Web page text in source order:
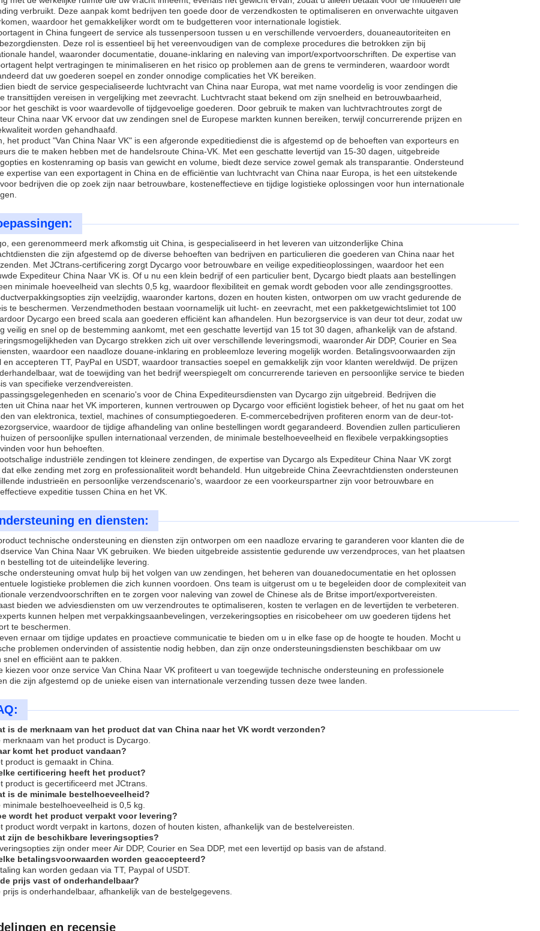
verbruikt. Deze aanpak komt bedrijven ten goede door de verzendkosten te optimaliseren en onverwachte uitgaven
waardoor het gemakkelijker wordt om te budgetteren voor internationale logistiek.
in China fungeert de service als tussenpersoon tussen u en verschillende vervoerders, douaneautoriteiten en
Deze rol is essentieel bij het vereenvoudigen van de complexe procedures die betrokken zijn bij
handel, waaronder documentatie, douane-inklaring en naleving van import/exportvoorschriften. De expertise van
helpt vertragingen te minimaliseren en het risico op problemen aan de grens te verminderen, waardoor wordt
dat uw goederen soepel en zonder onnodige complicaties het VK bereiken.
biedt de service gespecialiseerde luchtvracht van China naar Europa, wat met name voordelig is voor zendingen die
transittijden vereisen in vergelijking met zeevracht. Luchtvracht staat bekend om zijn snelheid en betrouwbaarheid,
het geschikt is voor waardevolle of tijdgevoelige goederen. Door gebruik te maken van luchtvrachtroutes zorgt de
China naar VK ervoor dat uw zendingen snel de Europese markten kunnen bereiken, terwijl concurrerende prijzen en
worden gehandhaafd.
het product "Van China Naar VK" is een afgeronde expeditiedienst die is afgestemd op de behoeften van exporteurs en
die te maken hebben met de handelsroute China-VK. Met een geschatte levertijd van 15-30 dagen, uitgebreide
en kostenraming op basis van gewicht en volume, biedt deze service zowel gemak als transparantie. Ondersteund
expertise van een exportagent in China en de efficiëntie van luchtvracht van China naar Europa, is het een uitstekende
bedrijven die op zoek zijn naar betrouwbare, kosteneffectieve en tijdige logistieke oplossingen voor hun internationale
een gerenommeerd merk afkomstig uit China, is gespecialiseerd in het leveren van uitzonderlijke China
die zijn afgestemd op de diverse behoeften van bedrijven en particulieren die goederen van China naar het
Met JCtrans-certificering zorgt Dycargo voor betrouwbare en veilige expeditieoplossingen, waardoor het een
Expediteur China Naar VK is. Of u nu een klein bedrijf of een particulier bent, Dycargo biedt plaats aan bestellingen
minimale hoeveelheid van slechts 0,5 kg, waardoor flexibiliteit en gemak wordt geboden voor alle zendingsgroottes.
zijn veelzijdig, waaronder kartons, dozen en houten kisten, ontworpen om uw vracht gedurende de
te beschermen. Verzendmethoden bestaan voornamelijk uit lucht- en zeevracht, met een pakketgewichtslimiet tot 100
Dycargo een breed scala aan goederen efficiënt kan afhandelen. Hun bezorgservice is van deur tot deur, zodat uw
veilig en snel op de bestemming aankomt, met een geschatte levertijd van 15 tot 30 dagen, afhankelijk van de afstand.
van Dycargo strekken zich uit over verschillende leveringsmodi, waaronder Air DDP, Courier en Sea
waardoor een naadloze douane-inklaring en probleemloze levering mogelijk worden. Betalingsvoorwaarden zijn
en accepteren TT, PayPal en USDT, waardoor transacties soepel en gemakkelijk zijn voor klanten wereldwijd. De prijzen
wat de toewijding van het bedrijf weerspiegelt om concurrerende tarieven en persoonlijke service te bieden
van specifieke verzendvereisten.
en scenario's voor de China Expediteursdiensten van Dycargo zijn uitgebreid. Bedrijven die
uit China naar het VK importeren, kunnen vertrouwen op Dycargo voor efficiënt logistiek beheer, of het nu gaat om het
van elektronica, textiel, machines of consumptiegoederen. E-commercebedrijven profiteren enorm van de deur-tot-
waardoor de tijdige afhandeling van online bestellingen wordt gegarandeerd. Bovendien zullen particulieren
of persoonlijke spullen internationaal verzenden, de minimale bestelhoeveelheid en flexibele verpakkingsopties
voor hun behoeften.
industriële zendingen tot kleinere zendingen, de expertise van Dycargo als Expediteur China Naar VK zorgt
elke zending met zorg en professionaliteit wordt behandeld. Hun uitgebreide China Zeevrachtdiensten ondersteunen
industrieën en persoonlijke verzendscenario's, waardoor ze een voorkeurspartner zijn voor betrouwbare en
expeditie tussen China en het VK.
en diensten:
technische ondersteuning en diensten zijn ontworpen om een naadloze ervaring te garanderen voor klanten die de
Van China Naar VK gebruiken. We bieden uitgebreide assistentie gedurende uw verzendproces, van het plaatsen
bestelling tot de uiteindelijke levering.
ondersteuning omvat hulp bij het volgen van uw zendingen, het beheren van douanedocumentatie en het oplossen
logistieke problemen die zich kunnen voordoen. Ons team is uitgerust om u te begeleiden door de complexiteit van
verzendvoorschriften en te zorgen voor naleving van zowel de Chinese als de Britse import/exportvereisten.
bieden we adviesdiensten om uw verzendroutes te optimaliseren, kosten te verlagen en de levertijden te verbeteren.
kunnen helpen met verpakkingsaanbevelingen, verzekeringsopties en risicobeheer om uw goederen tijdens het
te beschermen.
ernaar om tijdige updates en proactieve communicatie te bieden om u in elke fase op de hoogte te houden. Mocht u
problemen ondervinden of assistentie nodig hebben, dan zijn onze ondersteuningsdiensten beschikbaar om uw
snel en efficiënt aan te pakken.
kiezen voor onze service Van China Naar VK profiteert u van toegewijde technische ondersteuning en professionele
die zijn afgestemd op de unieke eisen van internationale verzending tussen deze twee landen.
is de merknaam van het product dat van China naar het VK wordt verzonden?
merknaam van het product is Dycargo.
komt het product vandaan?
product is gemaakt in China.
certificering heeft het product?
product is gecertificeerd met JCtrans.
is de minimale bestelhoeveelheid?
minimale bestelhoeveelheid is 0,5 kg.
wordt het product verpakt voor levering?
product wordt verpakt in kartons, dozen of houten kisten, afhankelijk van de bestelvereisten.
zijn de beschikbare leveringsopties?
zijn onder meer Air DDP, Courier en Sea DDP, met een levertijd op basis van de afstand.
betalingsvoorwaarden worden geaccepteerd?
kan worden gedaan via TT, Paypal of USDT.
prijs vast of onderhandelbaar?
prijs is onderhandelbaar, afhankelijk van de bestelgegevens.
en recensie